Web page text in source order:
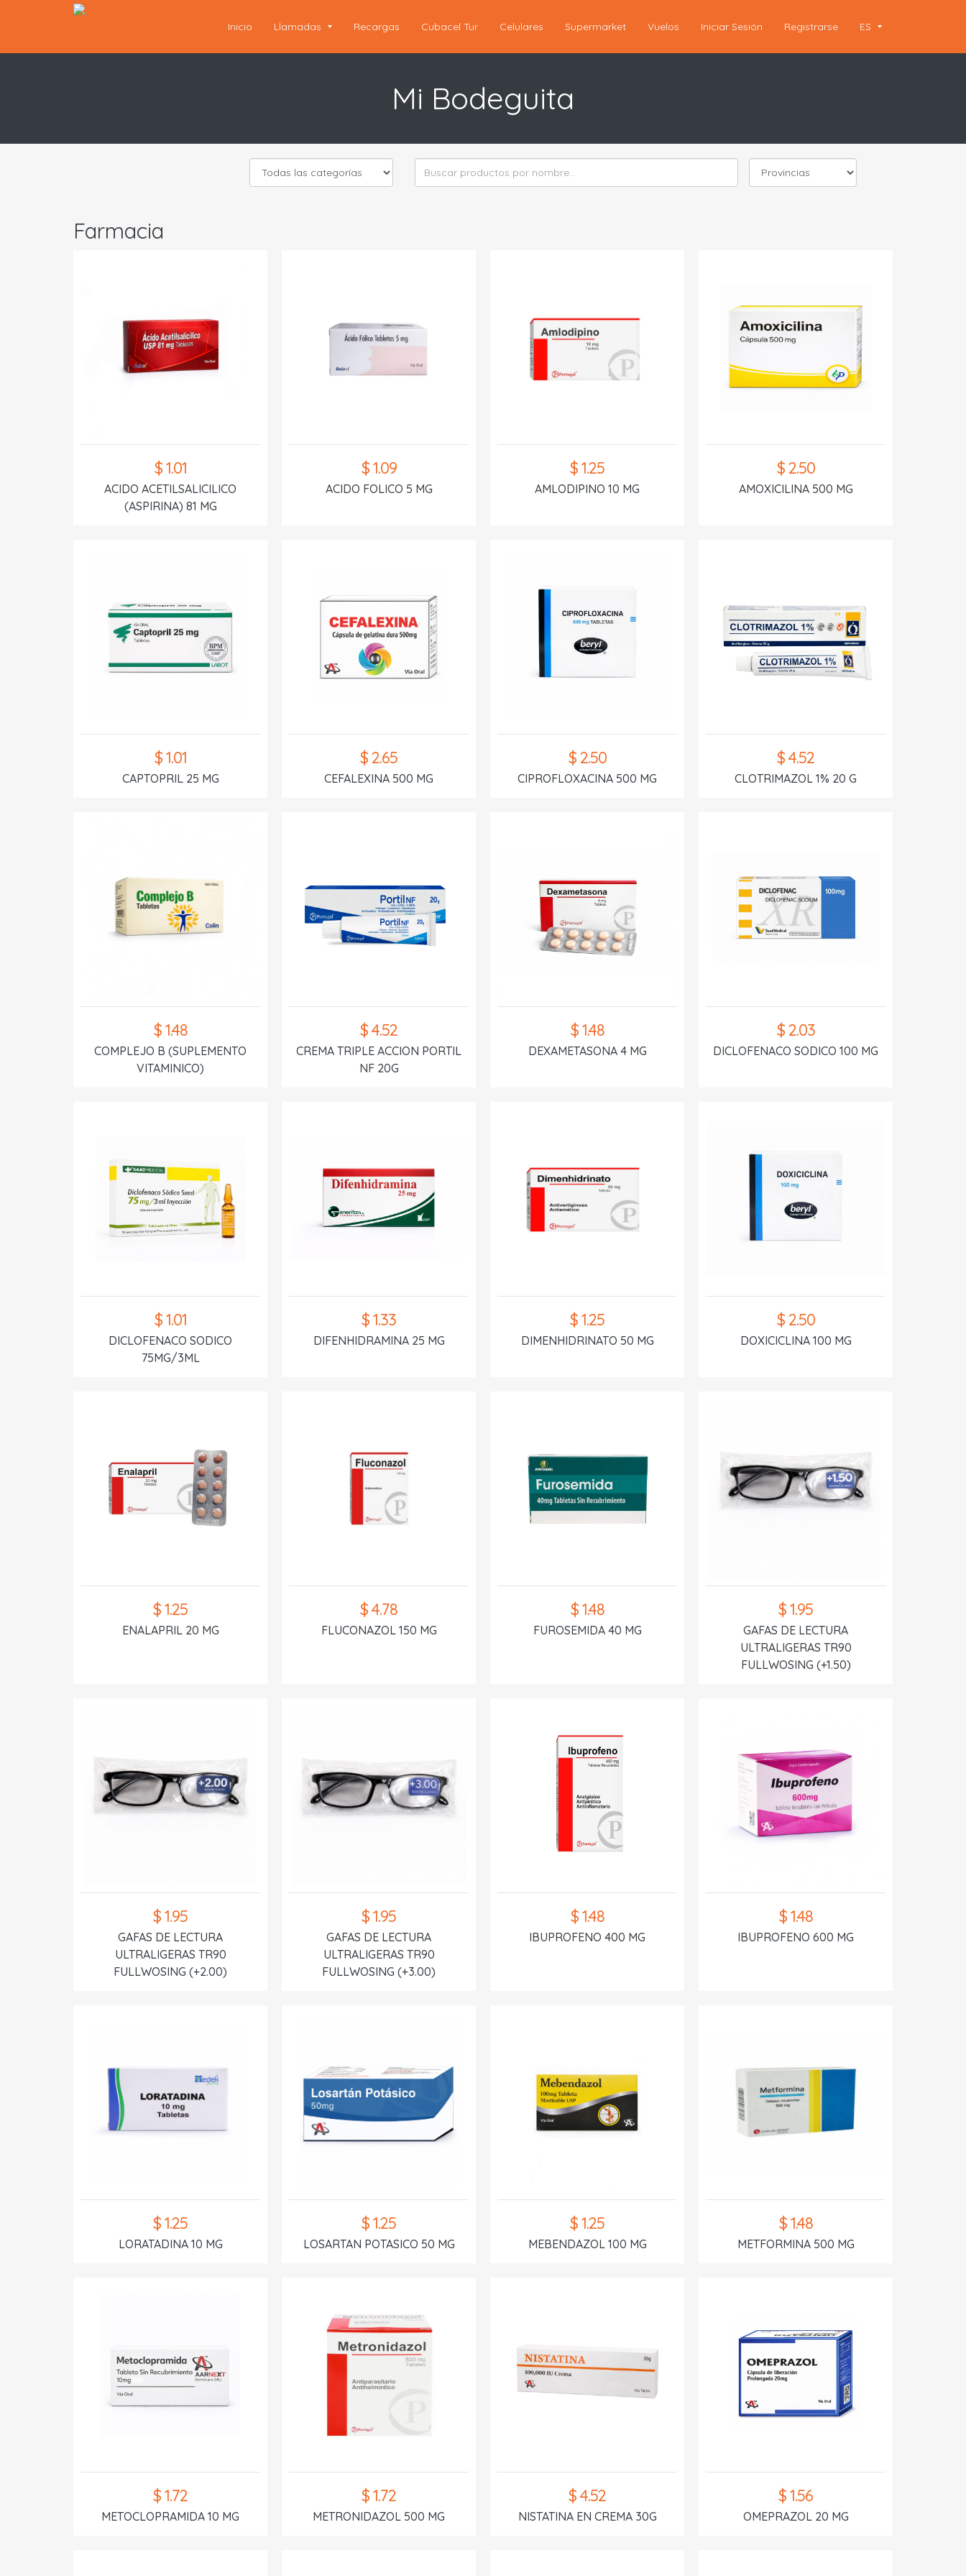
Inicio Llamadas Recargas Cubacel Tur Celulares Supermarket Vuelos Iniciar Sesión Registrarse ES
Mi Bodeguita
Farmacia
$ 1.01
ACIDO ACETILSALICILICO
(ASPIRINA) 81 MG
$ 1.09
ACIDO FOLICO 5 MG
$ 1.25
AMLODIPINO 10 MG
$ 2.50
AMOXICILINA 500 MG
$ 1.01
CAPTOPRIL 25 MG
$ 2.65
CEFALEXINA 500 MG
$ 2.50
CIPROFLOXACINA 500 MG
$ 4.52
CLOTRIMAZOL 1% 20 G
$ 1.48
COMPLEJO B (SUPLEMENTO
VITAMINICO)
$ 4.52
CREMA TRIPLE ACCION PORTIL
NF 20G
$ 1.48
DEXAMETASONA 4 MG
$ 2.03
DICLOFENACO SODICO 100 MG
$ 1.01
DICLOFENACO SODICO
75MG/3ML
$ 1.33
DIFENHIDRAMINA 25 MG
$ 1.25
DIMENHIDRINATO 50 MG
$ 2.50
DOXICICLINA 100 MG
$ 1.25
ENALAPRIL 20 MG
$ 4.78
FLUCONAZOL 150 MG
$ 1.48
FUROSEMIDA 40 MG
$ 1.95
GAFAS DE LECTURA
ULTRALIGERAS TR90
FULLWOSING (+1.50)
$ 1.95
GAFAS DE LECTURA
ULTRALIGERAS TR90
FULLWOSING (+2.00)
$ 1.95
GAFAS DE LECTURA
ULTRALIGERAS TR90
FULLWOSING (+3.00)
$ 1.48
IBUPROFENO 400 MG
$ 1.48
IBUPROFENO 600 MG
$ 1.25
LORATADINA 10 MG
$ 1.25
LOSARTAN POTASICO 50 MG
$ 1.25
MEBENDAZOL 100 MG
$ 1.48
METFORMINA 500 MG
$ 1.72
METOCLOPRAMIDA 10 MG
$ 1.72
METRONIDAZOL 500 MG
$ 4.52
NISTATINA EN CREMA 30G
$ 1.56
OMEPRAZOL 20 MG